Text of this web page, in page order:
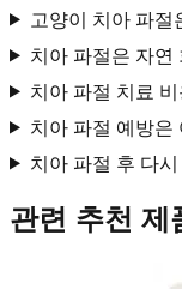
고양이 치아 파절
치아 파절은 자연
치아 파절 치료
치아 파절 예방은
치아 파절 후 다
관련 추천 제